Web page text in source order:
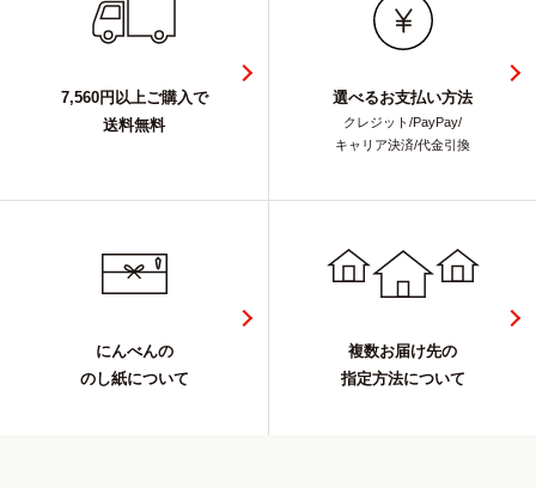
7,560円以上ご購入で
送料無料
選べるお支払い方法
クレジット/PayPay/
キャリア決済/代金引換
にんべんの
のし紙について
複数お届け先の
指定方法について